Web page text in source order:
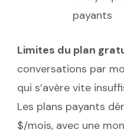
payants
Limites du plan
conversations par
qui s’avère vite
Les plans payants
$/mois, avec une